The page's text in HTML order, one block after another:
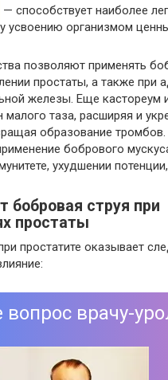
— способствует наиболее
усвоению организмом
позволяют применять
простаты, а также при
железы. Еще кастореум
малого таза, расширяя и
образование тромбов.
бобрового
ухудшении
бобровая струя при
простаты
простатите оказывает
вопрос врачу-